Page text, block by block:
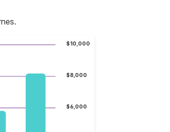
$6,000
$8,000
$10,000